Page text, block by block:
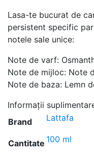
Lasa-te bucurat de
persistent specific
notele sale unice:
Note de varf:
Note de mijloc: Note
Note de baza: Lemn
Informații
Brand
Lattafa
Cantitate 100 ml